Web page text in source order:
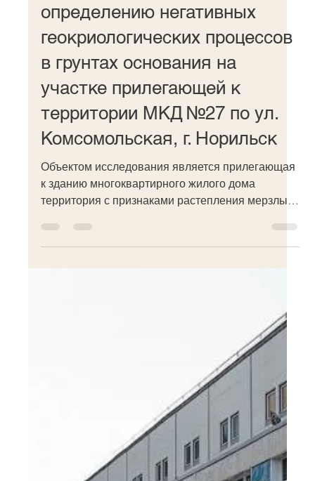
определению негативных
геокриологических процессов
в грунтах основания на
участке прилегающей к
территории МКД №27 по ул.
Комсомольская, г. Норильск
Объектом исследования является прилегающая
к зданию многоквартирного жилого дома
территория с признаками растепления мерзлых